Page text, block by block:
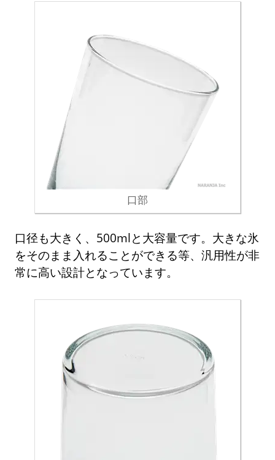
口部
口径も大きく、500mlと大容量です。大きな氷
をそのまま入れることができる等、汎用性が非
常に高い設計となっています。